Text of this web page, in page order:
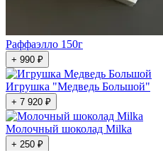
Раффаэлло 150г
+ 990 ₽
Игрушка "Медведь Большой"
+ 7 920 ₽
Молочный шоколад Milka
+ 250 ₽